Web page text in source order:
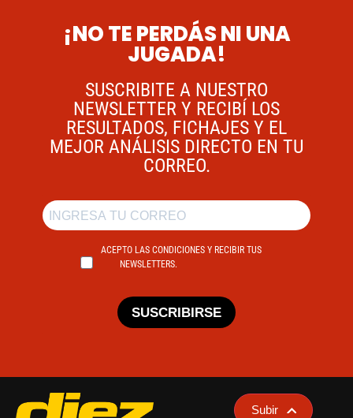
¡NO TE PERDÁS NI UNA
JUGADA!
SUSCRIBITE A NUESTRO
NEWSLETTER Y RECIBÍ LOS
RESULTADOS, FICHAJES Y EL
MEJOR ANÁLISIS DIRECTO EN TU
CORREO.
ACEPTO LAS CONDICIONES Y RECIBIR TUS
NEWSLETTERS.
SUSCRIBIRSE
Subir